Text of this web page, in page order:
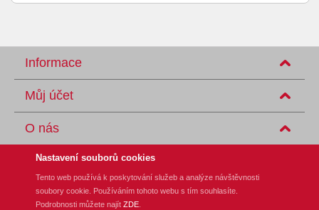
Informace
Můj účet
O nás
REM-Technik s.r.o., Klíny 35, CZ-615 00 Brno
Nastavení souborů cookies
Tento web používá k poskytování služeb a analýze návštěvnosti
soubory cookie. Používáním tohoto webu s tím souhlasíte.
Podrobnosti můžete najít ZDE